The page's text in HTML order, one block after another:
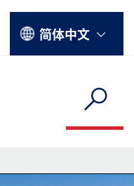
Select your language
简体中文